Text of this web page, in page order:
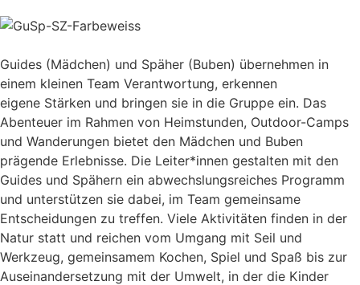
Guides (Mädchen) und Späher (Buben) übernehmen in
einem kleinen Team Verantwortung, erkennen
eigene Stärken und bringen sie in die Gruppe ein. Das
Abenteuer im Rahmen von Heimstunden, Outdoor-Camps
und Wanderungen bietet den Mädchen und Buben
prägende Erlebnisse. Die Leiter*innen gestalten mit den
Guides und Spähern ein abwechslungsreiches Programm
und unterstützen sie dabei, im Team gemeinsame
Entscheidungen zu treffen. Viele Aktivitäten finden in der
Natur statt und reichen vom Umgang mit Seil und
Werkzeug, gemeinsamem Kochen, Spiel und Spaß bis zur
Auseinandersetzung mit der Umwelt, in der die Kinder